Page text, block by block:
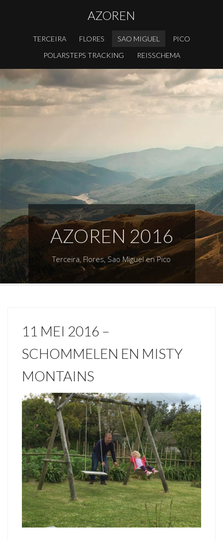
AZOREN
TERCEIRA FLORES SAO MIGUEL
PICO
POLARSTEPS TRACKING
REISSCHEMA
AZOREN 2016
Terceira, Flores, Sao Miguel en Pico
11 MEI 2016 –
SCHOMMELEN EN MISTY
MONTAINS